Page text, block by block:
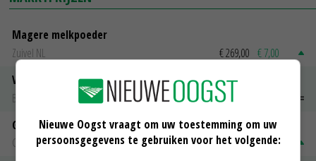
Magere melkpoeder
Zuivel NL
€ 269,00 € 7,00
Vleeskuikens 2001-2600 gr
Barneveld
€ 1,09
Gerst
Groningen
€ 197,00 € 2,00
Nieuwe Oogst vraagt om uw toestemming om uw
persoonsgegevens te gebruiken voor het volgende: